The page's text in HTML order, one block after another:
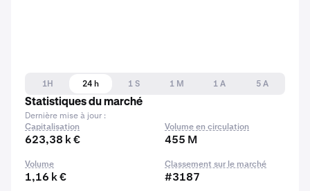
1H 24 h 1 S 1 M 1 A
5 A
Statistiques du marché
Dernière mise à jour :
Capitalisation
623,38 k €
Volume en circulation
455 M
Volume
1,16 k €
Classement sur le marché
#3187